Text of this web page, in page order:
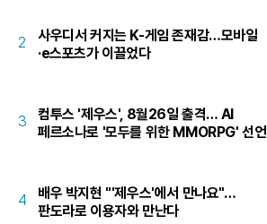
2
사우디서 커지는 K-게임 존재감…모바일
·e스포츠가 이끌었다
3
컴투스 '제우스', 8월26일 출격… AI
페르소나로 '모두를 위한 MMORPG' 선언
4
배우 박지현 "'제우스'에서 만나요"…
판도라로 이용자와 만난다